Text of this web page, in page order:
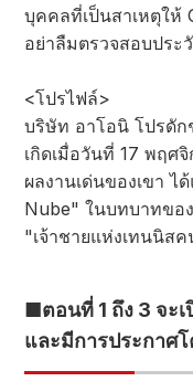
บุคคลที่เป็นสาเหตุให้
อย่าลืมตรวจสอบประ
<โปรไฟล์>
บริษัท อาโอนิ โปรดั
เกิดเมื่อวันที่ 17 พฤศ
ผลงานเด่นของเขา ไ
Nube" ในบทบาทของ
"เจ้าชายแห่งเทนนิส
■ตอนที่ 1 ถึง 3 จะ
และมีการประกาศ